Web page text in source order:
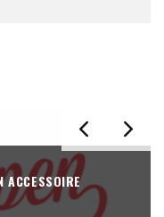
ACCESSOIRE